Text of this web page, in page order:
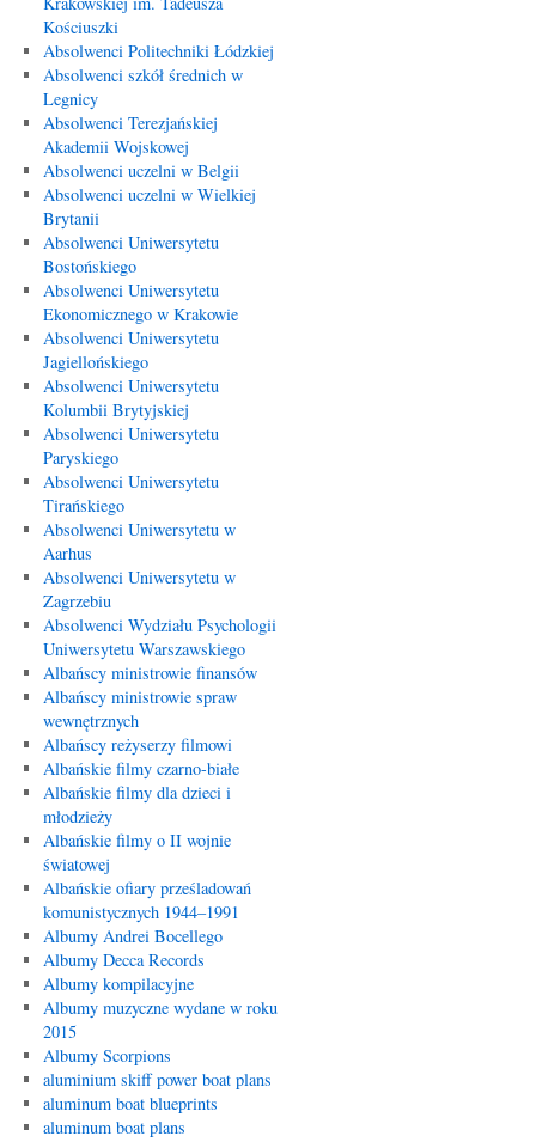
Kościuszki
Absolwenci Politechniki Łódzkiej
Absolwenci szkół średnich w
Legnicy
Absolwenci Terezjańskiej
Akademii Wojskowej
Absolwenci uczelni w Belgii
Absolwenci uczelni w Wielkiej
Brytanii
Absolwenci Uniwersytetu
Bostońskiego
Absolwenci Uniwersytetu
Ekonomicznego w Krakowie
Absolwenci Uniwersytetu
Jagiellońskiego
Absolwenci Uniwersytetu
Kolumbii Brytyjskiej
Absolwenci Uniwersytetu
Paryskiego
Absolwenci Uniwersytetu
Tirańskiego
Absolwenci Uniwersytetu w
Aarhus
Absolwenci Uniwersytetu w
Zagrzebiu
Absolwenci Wydziału Psychologii
Uniwersytetu Warszawskiego
Albańscy ministrowie finansów
Albańscy ministrowie spraw
wewnętrznych
Albańscy reżyserzy filmowi
Albańskie filmy czarno-białe
Albańskie filmy dla dzieci i
młodzieży
Albańskie filmy o II wojnie
światowej
Albańskie ofiary prześladowań
komunistycznych 1944–1991
Albumy Andrei Bocellego
Albumy Decca Records
Albumy kompilacyjne
Albumy muzyczne wydane w roku
2015
Albumy Scorpions
aluminium skiff power boat plans
aluminum boat blueprints
aluminum boat plans